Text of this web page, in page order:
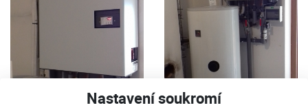
Nastavení soukromí